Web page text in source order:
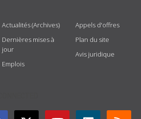
Actualités (Archives)
Dernières mises à
jour
Emplois
Appels d'offres
Plan du site
Avis juridique